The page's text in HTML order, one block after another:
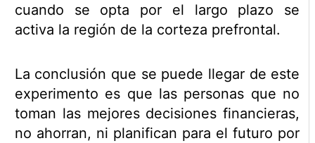
cuando se opta por el largo plazo se
activa la región de la corteza prefrontal.
La conclusión que se puede llegar de este
experimento es que las personas que no
toman las mejores decisiones financieras,
no ahorran, ni planifican para el futuro por